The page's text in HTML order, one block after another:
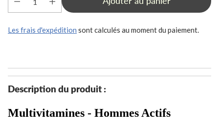
Les frais d'expédition sont calculés au moment du paiement.
produit
à
panier
Description du produit :
Multivitamines - Hommes Actifs